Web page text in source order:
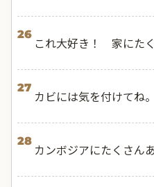
26
これ大好き！ 家にた
27
カビには気を付けてね。
28
カンボジアにたくさ